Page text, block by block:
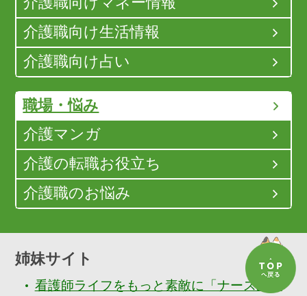
介護職向け生活情報
介護職向け占い
職場・悩み
介護マンガ
介護の転職お役立ち
介護職のお悩み
姉妹サイト
看護師ライフをもっと素敵に「ナースぷら